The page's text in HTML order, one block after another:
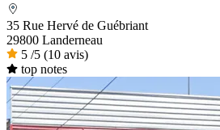
35 Rue Hervé de Guébriant
29800 Landerneau
5 /5 (10 avis)
top notes